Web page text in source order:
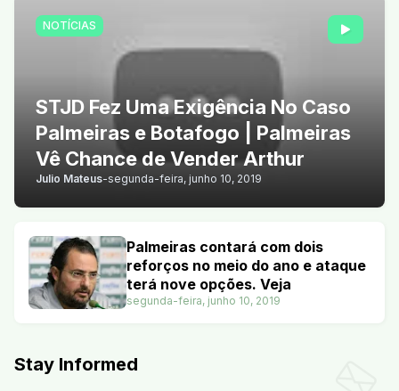
NOTÍCIAS
STJD Fez Uma Exigência No Caso
Palmeiras e Botafogo | Palmeiras
Vê Chance de Vender Arthur
Julio Mateus-segunda-feira, junho 10, 2019
Palmeiras contará com dois
reforços no meio do ano e ataque
terá nove opções. Veja
segunda-feira, junho 10, 2019
Stay Informed